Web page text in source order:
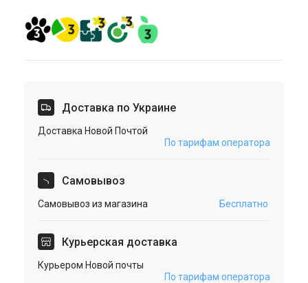
Доставка по Украине
Доставка Новой Почтой
По тарифам оператора
Cамовывоз
Самовывоз из магазина Бесплатно
Курьерская доставка
Курьером Новой почты
По тарифам оператора